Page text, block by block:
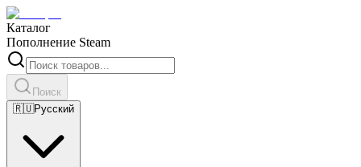
Каталог
Пополнение Steam
Поиск
🇷🇺Русский